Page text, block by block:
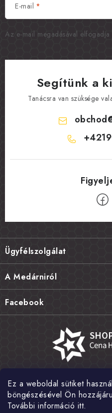
Ez a weboldal sütiket
böngészésével Ön
További információ itt.
E-mail
Az e-mail megadásával elfogadja
Segítünk a
Tanácsra van szüksége
obchod
L
á
b
l
é
c
Ügyfélszolgálat
Termékek visszaküldése, csere és
Gyakori kérdések FAQ
Általános szerződési feltételek
Nagykereskedelem
A Medárniról
A mi történetünk
Fotógaléria
Hírek
Facebook